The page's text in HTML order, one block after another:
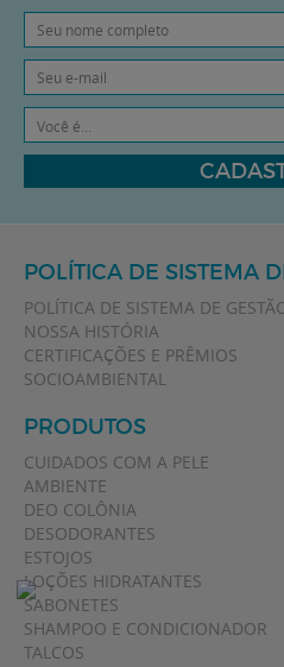
Você é...
POLÍTICA DE SISTEMA
POLÍTICA DE SISTEMA DE
NOSSA HISTÓRIA
CERTIFICAÇÕES E PRÊMIOS
SOCIOAMBIENTAL
PRODUTOS
CUIDADOS COM A PELE
AMBIENTE
DEO COLÔNIA
DESODORANTES
ESTOJOS
LOÇÕES HIDRATANTES
SABONETES
SHAMPOO E CONDICIONADOR
TALCOS